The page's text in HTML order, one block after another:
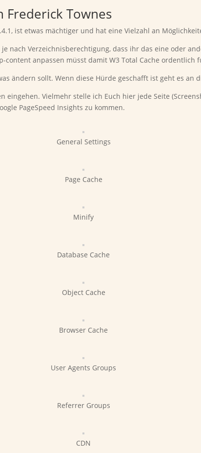
Frederick Townes
ist etwas mächtiger und hat eine Vielzahl an
nach Verzeichnisberechtigung, dass ihr das eine oder
content anpassen müsst damit W3 Total Cache ordentlich
ändern sollt. Wenn diese Hürde geschafft ist geht es an
eingehen. Vielmehr stelle ich Euch hier jede Seite
PageSpeed Insights zu kommen.
General Settings
Page Cache
Minify
Database Cache
Object Cache
Browser Cache
User Agents Groups
Referrer Groups
CDN